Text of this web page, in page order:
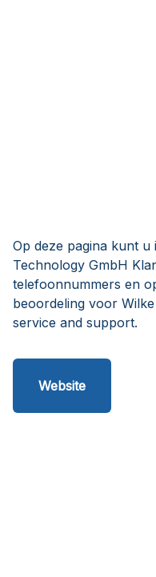
Op deze pagina kunt
Technology GmbH
telefoonnummers en
beoordeling voor
service and support.
Website